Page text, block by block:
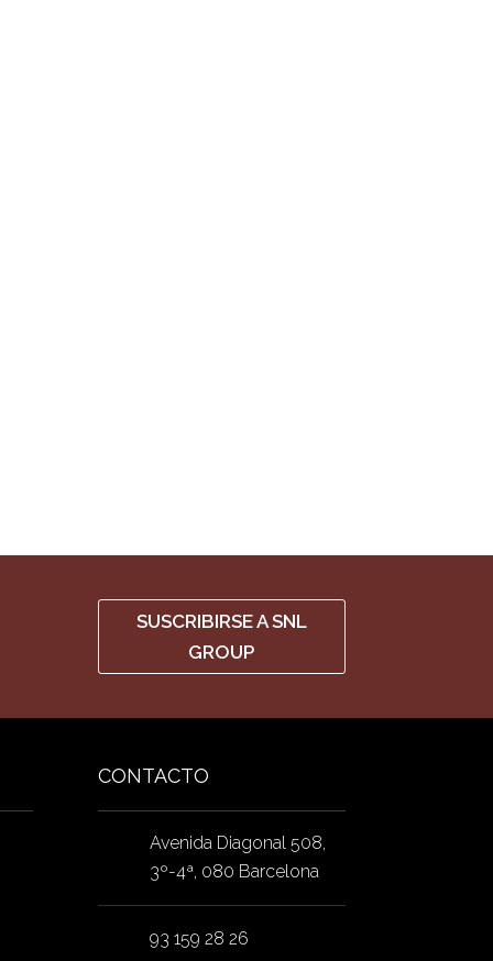
SUSCRIBIRSE A SNL
GROUP
CONTACTO
Avenida Diagonal 508,
3º-4ª, 080 Barcelona
93 159 28 26